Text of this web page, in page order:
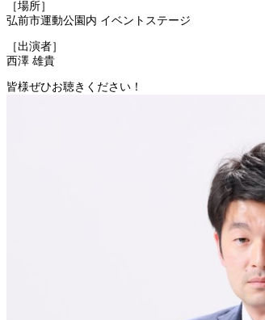
［場所］
弘前市運動公園内 イベントステージ
［出演者］
西澤 雄貴
皆様ぜひお聴きください！